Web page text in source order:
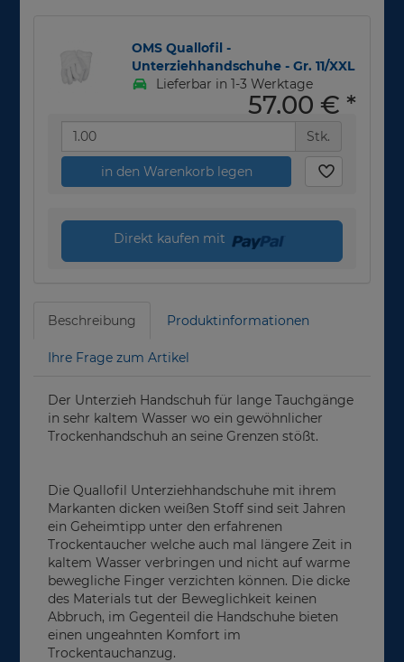
OMS Quallofil -
Unterziehhandschuhe - Gr. 11/XXL
Lieferbar in 1-3 Werktage
57,00 € *
Stk.
in den Warenkorb legen
Direkt kaufen mit
Beschreibung Produktinformationen
Ihre Frage zum Artikel
Der Unterzieh Handschuh für lange Tauchgänge
in sehr kaltem Wasser wo ein gewöhnlicher
Trockenhandschuh an seine Grenzen stößt.
Die Quallofil Unterziehhandschuhe mit ihrem
Markanten dicken weißen Stoff sind seit Jahren
ein Geheimtipp unter den erfahrenen
Trockentaucher welche auch mal längere Zeit in
kaltem Wasser verbringen und nicht auf warme
bewegliche Finger verzichten können. Die dicke
des Materials tut der Beweglichkeit keinen
Abbruch, im Gegenteil die Handschuhe bieten
einen ungeahnten Komfort im
Trockentauchanzug.